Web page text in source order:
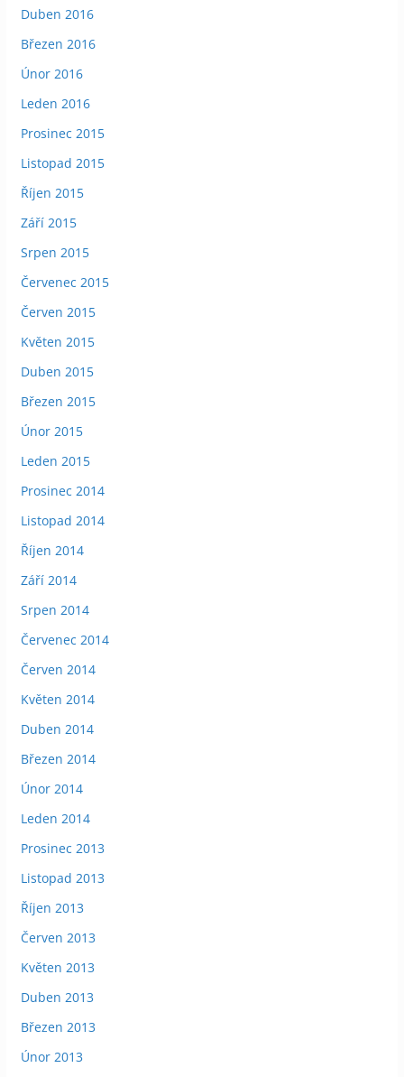
Duben 2016
Březen 2016
Únor 2016
Leden 2016
Prosinec 2015
Listopad 2015
Říjen 2015
Září 2015
Srpen 2015
Červenec 2015
Červen 2015
Květen 2015
Duben 2015
Březen 2015
Únor 2015
Leden 2015
Prosinec 2014
Listopad 2014
Říjen 2014
Září 2014
Srpen 2014
Červenec 2014
Červen 2014
Květen 2014
Duben 2014
Březen 2014
Únor 2014
Leden 2014
Prosinec 2013
Listopad 2013
Říjen 2013
Červen 2013
Květen 2013
Duben 2013
Březen 2013
Únor 2013